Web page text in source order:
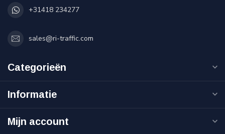
+31418 234277
sales@ri-traffic.com
Categorieën
Informatie
Mijn account